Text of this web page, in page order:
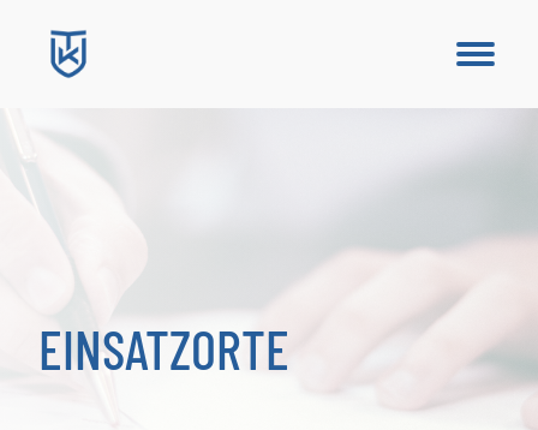
EINSATZORTE